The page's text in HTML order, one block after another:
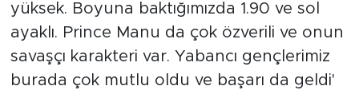
yüksek. Boyuna baktığımızda 1.90 ve sol
ayaklı. Prince Manu da çok özverili ve onun
savaşçı karakteri var. Yabancı gençlerimiz
burada çok mutlu oldu ve başarı da geldi'